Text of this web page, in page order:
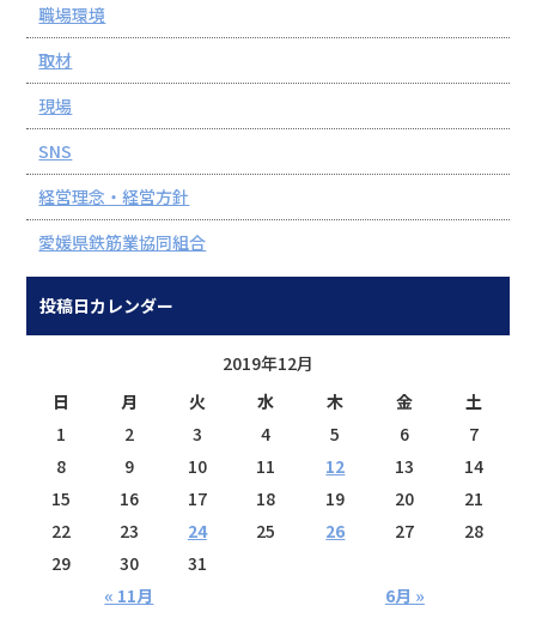
職場環境
取材
現場
SNS
経営理念・経営方針
愛媛県鉄筋業協同組合
投稿日カレンダー
2019年12月
日
月 火 水 木 金 土
« 11月 6月 »
1 2 3 4 5 6
7
8
9 10 11 12 13
14
15
16 17 18 19 20
21
22
23 24 25 26 27
28
29
30 31